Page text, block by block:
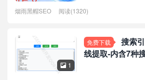
烟雨黑帽SEO 阅读(1320)
免费下载
搜索
线提取-内含7种
 1